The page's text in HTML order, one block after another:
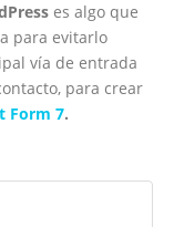
es algo que
para evitarlo
vía de entrada
para crear
Form 7.